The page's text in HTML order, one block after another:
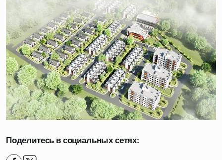
Поделитесь в социальных сетях: